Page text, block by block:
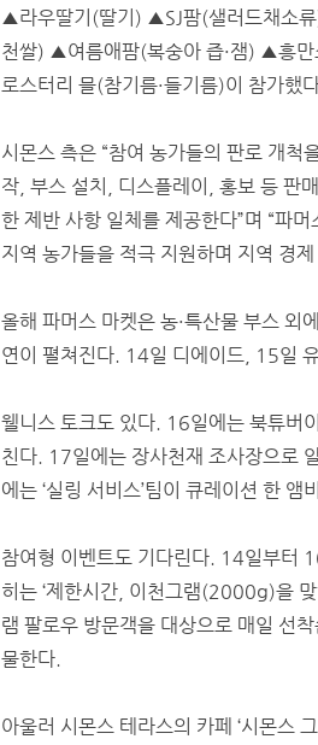
▲라우딸기(딸기) ▲SJ팜(샐러드채소
천쌀) ▲여름애팜(복숭아 즙·잼) ▲흥
로스터리 믈(참기름·들기름)이 참가했
시몬스 측은 “참여 농가들의 판로 개척
작, 부스 설치, 디스플레이, 홍보 등 판
한 제반 사항 일체를 제공한다”며 “파머
지역 농가들을 적극 지원하며 지역 경
올해 파머스 마켓은 농·특산물 부스 외
연이 펼쳐진다. 14일 디에이드, 15일
웰니스 토크도 있다. 16일에는 북튜버
친다. 17일에는 장사천재 조사장으로
에는 ‘실링 서비스’팀이 큐레이션 한 앰
참여형 이벤트도 기다린다. 14일부터
히는 ‘제한시간, 이천그램(2000g)을
램 팔로우 방문객을 대상으로 매일 선
물한다.
아울러 시몬스 테라스의 카페 ‘시몬스